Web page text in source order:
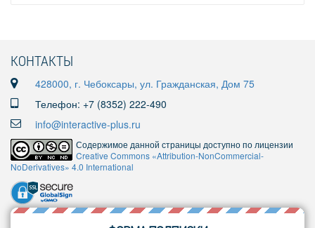
КОНТАКТЫ
428000, г. Чебоксары, ул. Гражданская, Дом 75
Телефон: +7 (8352) 222-490
info@interactive-plus.ru
Содержимое данной страницы доступно по лицензии
Creative Commons «Attribution-NonCommercial-
NoDerivatives» 4.0 International